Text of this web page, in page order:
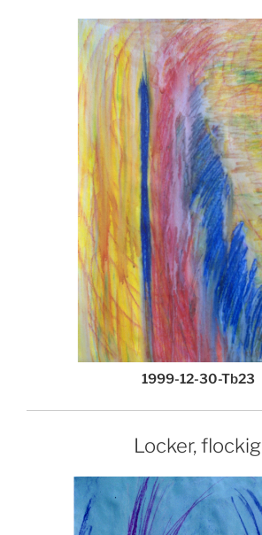
1999-12-30-Tb23
Locker, flockig